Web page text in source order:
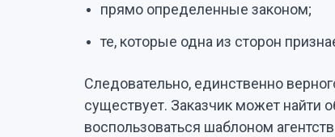
прямо определенные законом;
те, которые одна из сторон
Следовательно, единственно
существует. Заказчик может найти
воспользоваться шаблоном